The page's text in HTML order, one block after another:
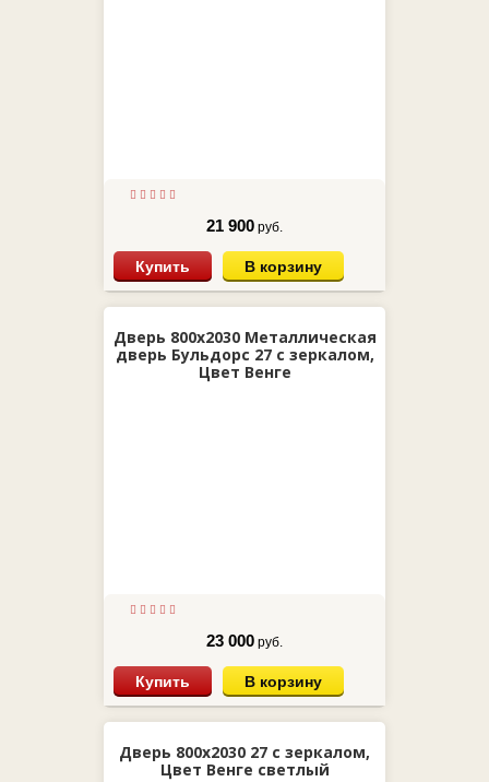
21 900 руб.
Купить В корзину
Дверь 800х2030 Металлическая
дверь Бульдорс 27 с зеркалом,
Цвет Венге
23 000 руб.
Купить В корзину
Дверь 800х2030 27 с зеркалом,
Цвет Венге светлый